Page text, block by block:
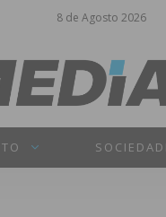
8 de Agosto 2026